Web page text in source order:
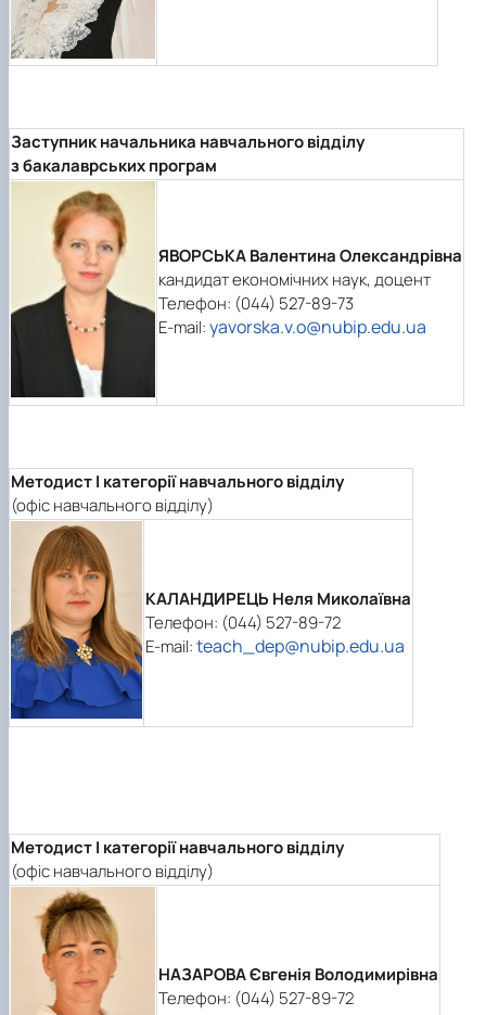
Заступник начальника навчального відділу
з бакалаврських програм
ЯВОРСЬКА Валентина Олександрівна
кандидат економічних наук, доцент
Телефон: (044) 527-89-73
E-mail:yavorska.v.o@nubip.edu.ua
Методист I категорії навчального відділу
(офіс навчального відділу)
КАЛАНДИРЕЦЬ Неля Миколаївна
Телефон: (044) 527-89-72
E-mail:teach_dep@nubip.edu.ua
Методист I категорії навчального відділу
(офіс навчального відділу)
НАЗАРОВА Євгенія Володимирівна
Телефон: (044) 527-89-72